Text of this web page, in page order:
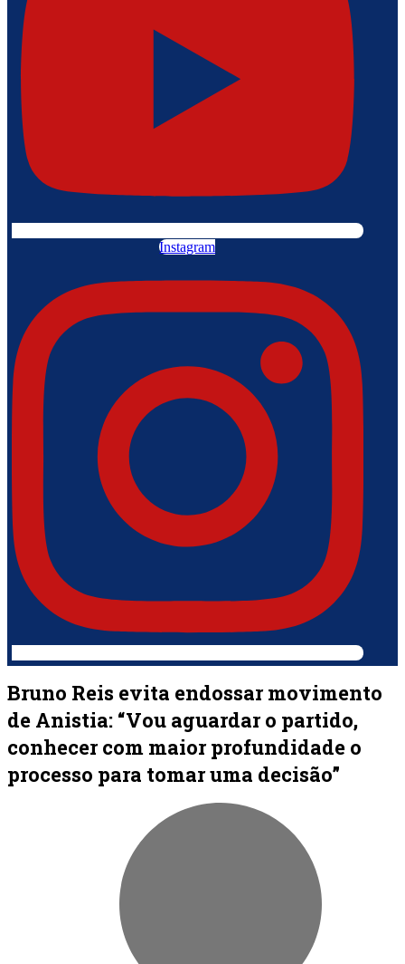
Instagram
Bruno Reis evita endossar movimento
de Anistia: “Vou aguardar o partido,
conhecer com maior profundidade o
processo para tomar uma decisão”